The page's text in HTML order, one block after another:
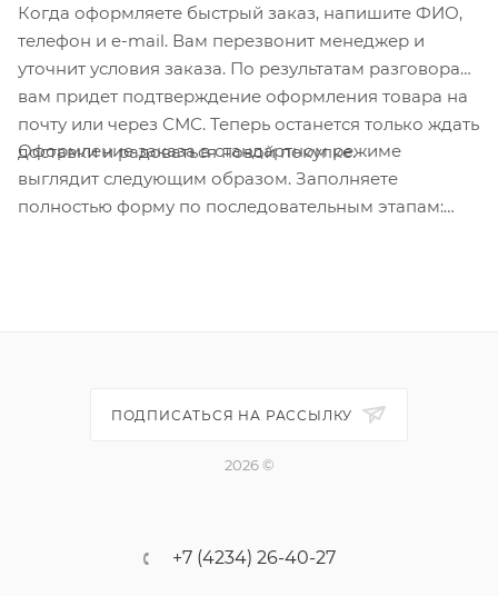
Когда оформляете быстрый заказ, напишите ФИО,
телефон и e-mail. Вам перезвонит менеджер и
уточнит условия заказа. По результатам разговора
вам придет подтверждение оформления товара на
почту или через СМС. Теперь останется только ждать
доставки и радоваться новой покупке.
Оформление заказа в стандартном режиме
выглядит следующим образом. Заполняете
полностью форму по последовательным этапам:
ПОДПИСАТЬСЯ НА РАССЫЛКУ
2026 ©
+7 (4234) 26-40-27